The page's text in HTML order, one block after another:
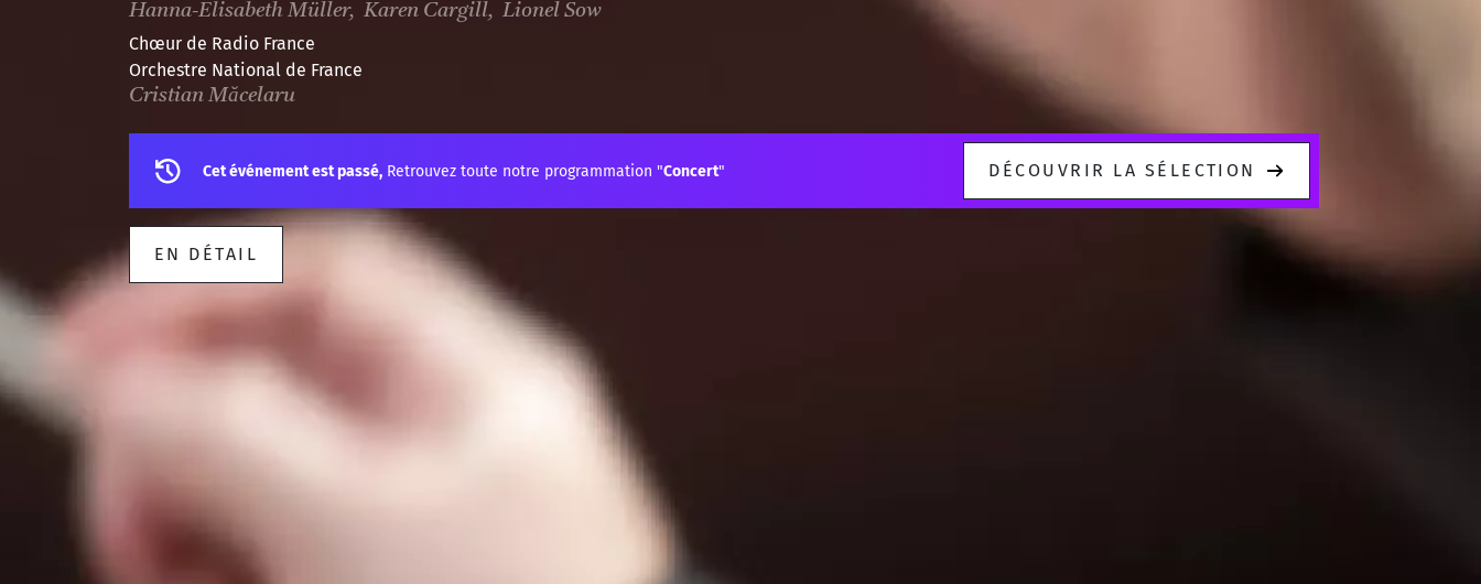
Hanna-Elisabeth Müller, Karen Cargill, Lionel Sow
Chœur de Radio France
Orchestre National de France
Cristian Măcelaru
Cet événement est passé, Retrouvez toute notre programmation "Concert" DÉCOUVRIR LA SÉLECTION
EN DÉTAIL